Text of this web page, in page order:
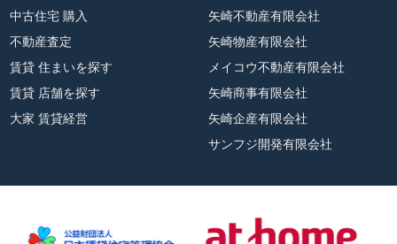
中古住宅 購入
不動産査定
賃貸 住まいを探す
賃貸 店舗を探す
大家 賃貸経営
矢崎不動産有限会社
矢崎物産有限会社
メイコウ不動産有限会社
矢崎商事有限会社
矢崎企産有限会社
サンフジ開発有限会社